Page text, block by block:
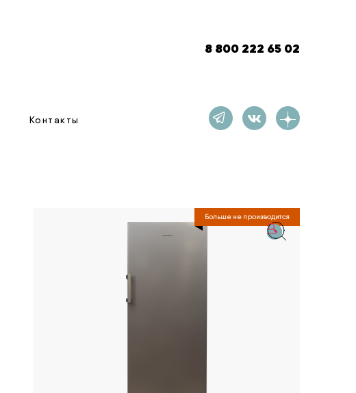
8 800 222 65 02
Контакты
Больше не производится
🔍